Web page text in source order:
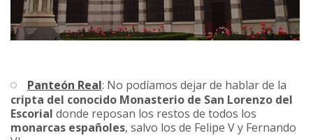
Panteón Real: No podíamos dejar de hablar de la
cripta del conocido Monasterio de San Lorenzo del
Escorial donde reposan los restos de todos los
monarcas españoles, salvo los de Felipe V y Fernando